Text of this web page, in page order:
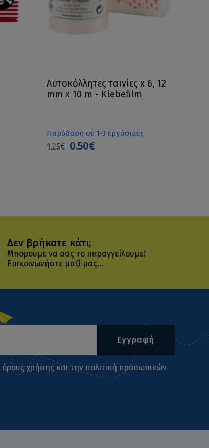
Aυτοκόλλητες ταινίες x 6, 12
mm x 10 m - Klebefilm
Παράδοση σε 1-3 εργάσιμες
1.25€ 0.50€
Δεν βρήκατε κάτι;
Μπορούμε να σας το παραγγείλουμε!
Επικοινωνήστε μαζί μας...
Εγγραφή
όρους χρήσης και την πολιτική προσωπικών